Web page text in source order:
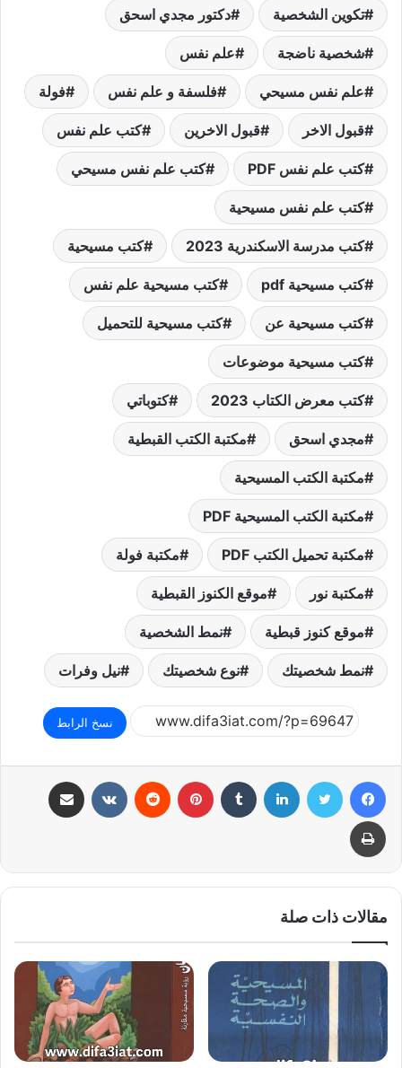
تكوين الشخصية دكتور مجدي اسحق
شخصية ناضجة علم نفس
علم نفس مسيحي فلسفة و علم نفس فولة
قبول الاخر قبول الاخرين كتب علم نفس
كتب علم نفس PDF كتب علم نفس مسيحي
كتب علم نفس مسيحية
كتب مدرسة الاسكندرية 2023 كتب مسيحية
كتب مسيحية pdf كتب مسيحية علم نفس
كتب مسيحية عن كتب مسيحية للتحميل
كتب مسيحية موضوعات
كتب معرض الكتاب 2023 كتوباتي
مجدي اسحق مكتبة الكتب القبطية
مكتبة الكتب المسيحية
مكتبة الكتب المسيحية PDF
مكتبة تحميل الكتب PDF مكتبة فولة
مكتبة نور موقع الكنوز القبطية
موقع كنوز قبطية نمط الشخصية
نمط شخصيتك نوع شخصيتك نيل وفرات
نسخ الرابط
فيسبوك تويتر لينكدإن بينتيريست
طباعة
مقالات ذات صلة